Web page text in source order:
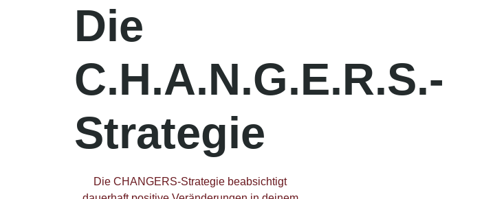
Die
C.H.A.N.G.E.R.S.-
Strategie
Die CHANGERS-Strategie beabsichtigt